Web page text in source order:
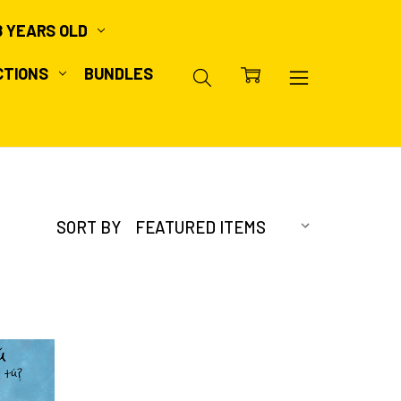
OLD
BUNDLES
SORT BY